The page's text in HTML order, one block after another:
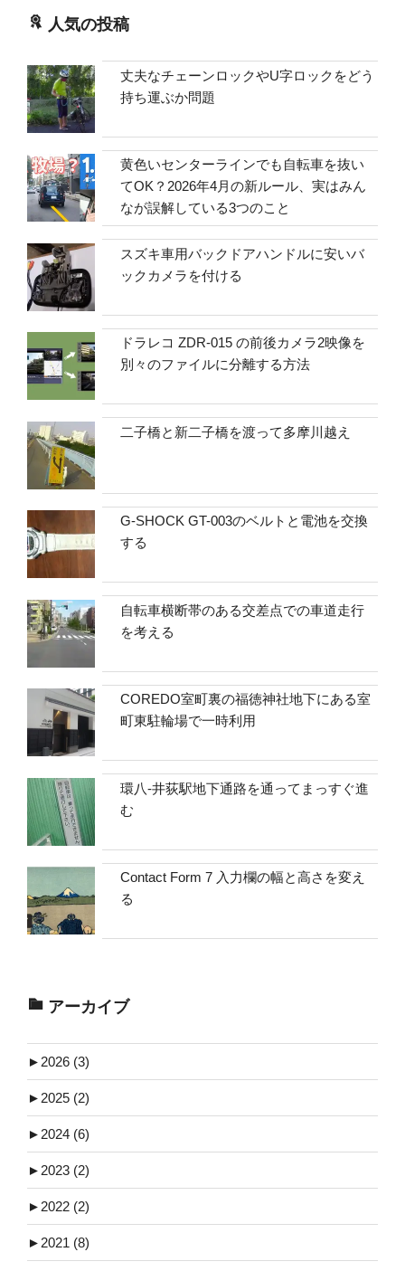
人気の投稿
丈夫なチェーンロックやU字ロックをどう
持ち運ぶか問題
黄色いセンターラインでも自転車を抜い
てOK？2026年4月の新ルール、実はみん
なが誤解している3つのこと
スズキ車用バックドアハンドルに安いバ
ックカメラを付ける
ドラレコ ZDR-015 の前後カメラ2映像を
別々のファイルに分離する方法
二子橋と新二子橋を渡って多摩川越え
G-SHOCK GT-003のベルトと電池を交換
する
自転車横断帯のある交差点での車道走行
を考える
COREDO室町裏の福徳神社地下にある室
町東駐輪場で一時利用
環八-井荻駅地下通路を通ってまっすぐ進
む
Contact Form 7 入力欄の幅と高さを変え
る
アーカイブ
► 2026 (3)
► 2025 (2)
► 2024 (6)
► 2023 (2)
► 2022 (2)
► 2021 (8)